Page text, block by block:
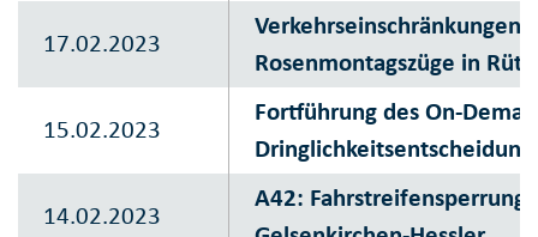
17.02.2023
Verkehrseinschränkungen
Rosenmontagszüge in
15.02.2023
Fortführung des On-
Dringlichkeitsentscheidung
14.02.2023
A42: Fahrstreifensperrung